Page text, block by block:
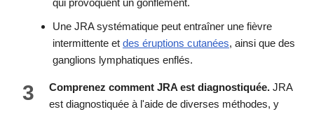
qui provoquent un gonflement.
Une JRA systématique peut entraîner une fièvre
intermittente et des éruptions cutanées, ainsi que des
ganglions lymphatiques enflés.
3 Comprenez comment JRA est diagnostiquée. JRA
est diagnostiquée à l'aide de diverses méthodes, y